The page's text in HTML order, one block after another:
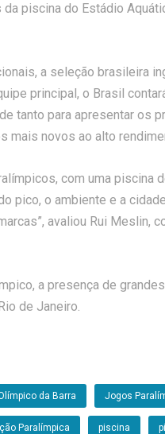
piscina do Estádio
a seleção brasileira
principal, o Brasil
tanto para apresentar os
mais novos ao alto
com uma piscina
pico, o ambiente e a
avaliou Rui Meslin,
a presença de
de Janeiro.
da Barra Jogos
Paralímpica piscina